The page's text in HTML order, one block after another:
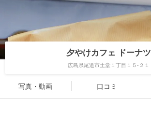
夕やけカフェ ドーナツ
広島県尾道市土堂１丁目１５-２１
写真・動画 口コミ